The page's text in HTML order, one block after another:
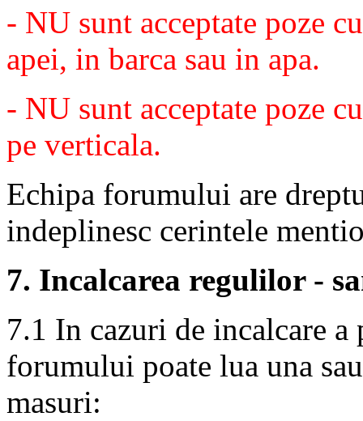
- NU sunt acceptate poze
apei, in barca sau in apa.
- NU sunt acceptate poze
pe verticala.
Echipa forumului are
indeplinesc cerintele
7. Incalcarea regulilor -
7.1 In cazuri de incalcare
forumului poate lua una
masuri: